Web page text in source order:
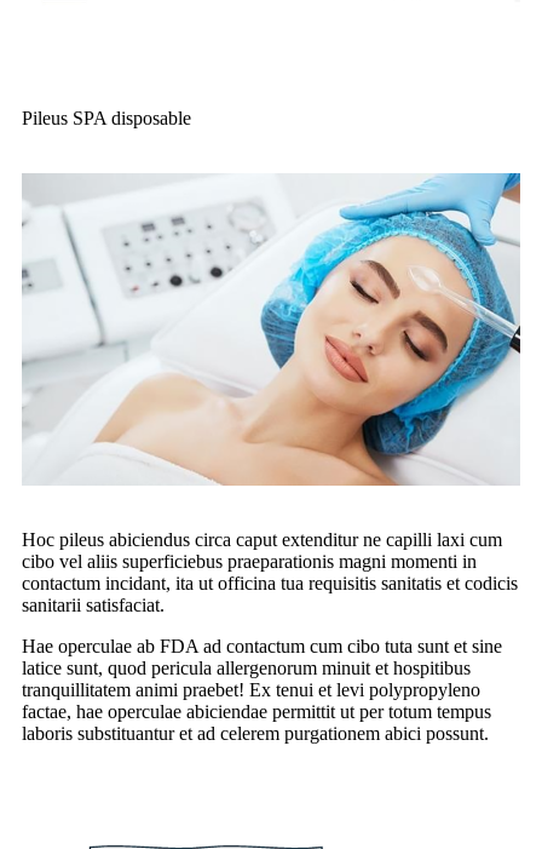
Pileus SPA disposable
Hoc pileus abiciendus circa caput extenditur ne capilli laxi cum
cibo vel aliis superficiebus praeparationis magni momenti in
contactum incidant, ita ut officina tua requisitis sanitatis et codicis
sanitarii satisfaciat.
Hae operculae ab FDA ad contactum cum cibo tuta sunt et sine
latice sunt, quod pericula allergenorum minuit et hospitibus
tranquillitatem animi praebet! Ex tenui et levi polypropyleno
factae, hae operculae abiciendae permittit ut per totum tempus
laboris substituantur et ad celerem purgationem abici possunt.